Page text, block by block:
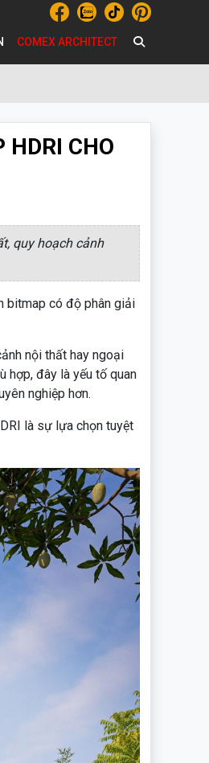
COMEX ARCHITECT
HDRI CHO
quy hoạch cảnh
bitmap có độ phân giải
nội thất hay ngoại
hợp, đây là yếu tố quan
nghiệp hơn.
là sự lựa chọn tuyệt